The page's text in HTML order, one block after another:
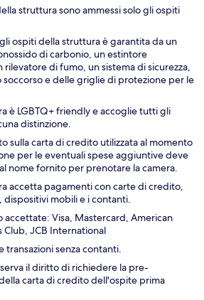
struttura sono ammessi solo gli ospiti
ospiti della struttura è garantita da un
di carbonio, un estintore
di fumo, un sistema di sicurezza,
e delle griglie di protezione per le
è LGBTQ+ friendly e accoglie tutti gli
distinzione.
sulla carta di credito utilizzata al momento
per le eventuali spese aggiuntive deve
nome fornito per prenotare la camera.
accetta pagamenti con carte di credito,
mobili e i contanti.
accettate: Visa, Mastercard, American
Club, JCB International
transazioni senza contanti.
il diritto di richiedere la pre-
carta di credito dell'ospite prima